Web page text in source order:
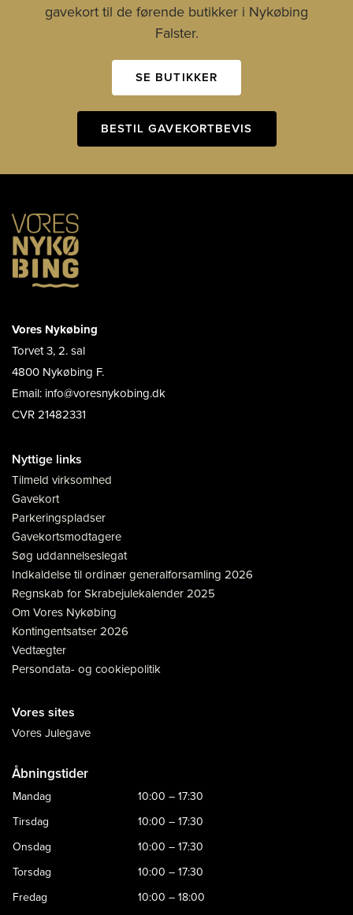
gavekort til de førende butikker i Nykøbing
Falster.
SE BUTIKKER
BESTIL GAVEKORTBEVIS
Vores Nykøbing
Torvet 3, 2. sal
4800 Nykøbing F.
Email: info@voresnykobing.dk
CVR 21482331
Nyttige links
Tilmeld virksomhed
Gavekort
Parkeringspladser
Gavekortsmodtagere
Søg uddannelseslegat
Indkaldelse til ordinær generalforsamling 2026
Regnskab for Skrabejulekalender 2025
Om Vores Nykøbing
Kontingentsatser 2026
Vedtægter
Persondata- og cookiepolitik
Vores sites
Vores Julegave
Åbningstider
Mandag
10:00 – 17:30
Tirsdag
10:00 – 17:30
Onsdag
10:00 – 17:30
Torsdag
10:00 – 17:30
Fredag
10:00 – 18:00